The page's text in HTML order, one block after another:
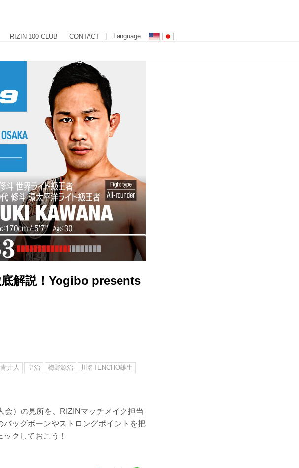
RIZIN 100 CLUB CONTACT | Language
解説！Yogibo presents
青井人 皇治 梅野源治
川名TENCHO雄生
）の見所を、RIZINマッチメイク担当
バッグボーンやストロングポイントを把
クしておこう！